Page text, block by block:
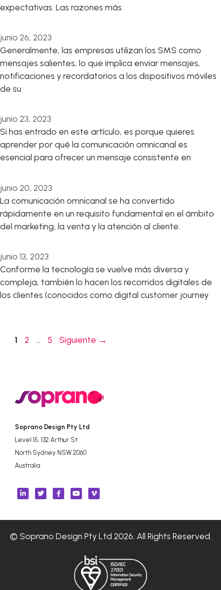
expectativas. Las razones más
junio 26, 2023
Generalmente, las empresas utilizan los SMS como
mensajes salientes, lo que implica enviar mensajes,
notificaciones y recordatorios a los dispositivos móviles
de su
junio 23, 2023
Si has entrado en este artículo, es porque quieres
aprender por qué la comunicación omnicanal es
esencial para ofrecer un mensaje consistente en
junio 20, 2023
La comunicación omnicanal se ha convertido
rápidamente en un requisito fundamental en el ámbito
del marketing, la venta y la atención al cliente.
junio 13, 2023
Conforme la tecnología se vuelve más diversa y
compleja, también lo hacen los recorridos digitales de
los clientes (conocidos como digital customer journey
Página
1 Página
2 … Página
5 Siguiente →
Soprano Design Pty Ltd
Level 15, 132 Arthur St
North Sydney NSW 2060
Australia
© Soprano Design Pty Ltd 2026. All Rights Reserved.